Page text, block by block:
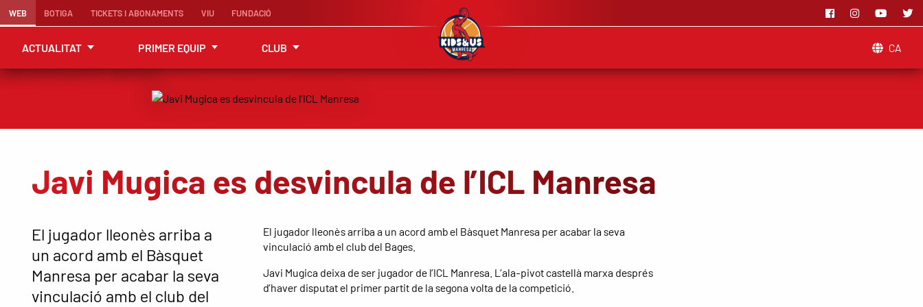
WEB BOTIGA TICKETS I ABONAMENTS VIU FUNDACIÓ
ACTUALITAT PRIMER EQUIP CLUB CA
Javi Mugica es desvincula de l’ICL Manresa
El jugador lleonès arriba a
un acord amb el Bàsquet
Manresa per acabar la seva
vinculació amb el club del
El jugador lleonès arriba a un acord amb el Bàsquet Manresa per acabar la seva
vinculació amb el club del Bages.
Javi Mugica deixa de ser jugador de l’ICL Manresa. L’ala-pivot castellà marxa després
d’haver disputat el primer partit de la segona volta de la competició.